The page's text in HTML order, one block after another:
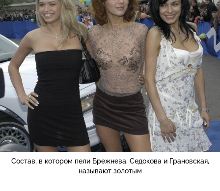
Состав, в котором пели Брежнева, Седокова и Грановская,
называют золотым